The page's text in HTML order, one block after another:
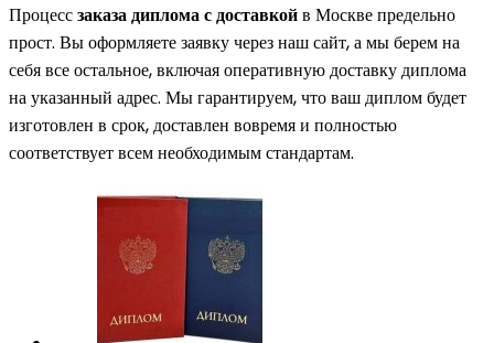
Процессзаказа диплома с доставкойв Москве предельно
прост. Вы оформляете заявку через наш сайт, а мы берем на
себя все остальное, включая оперативную доставку диплома
на указанный адрес. Мы гарантируем, что ваш диплом будет
изготовлен в срок, доставлен вовремя и полностью
соответствует всем необходимым стандартам.